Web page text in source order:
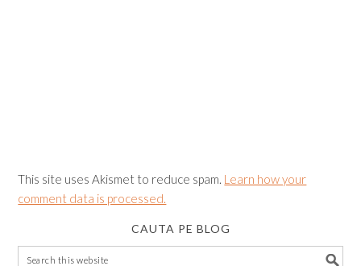
This site uses Akismet to reduce spam. Learn how your
comment data is processed.
CAUTA PE BLOG